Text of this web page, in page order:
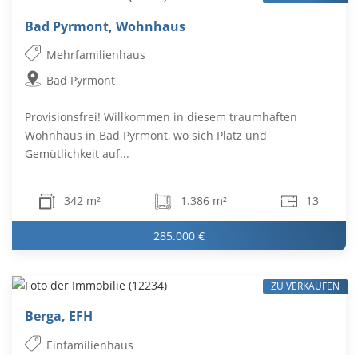
Bad Pyrmont, Wohnhaus
Mehrfamilienhaus
Bad Pyrmont
Provisionsfrei! Willkommen in diesem traumhaften
Wohnhaus in Bad Pyrmont, wo sich Platz und
Gemütlichkeit auf...
342 m² 1.386 m² 13
285.000 €
Berga, EFH
Einfamilienhaus
ZU VERKAUFEN